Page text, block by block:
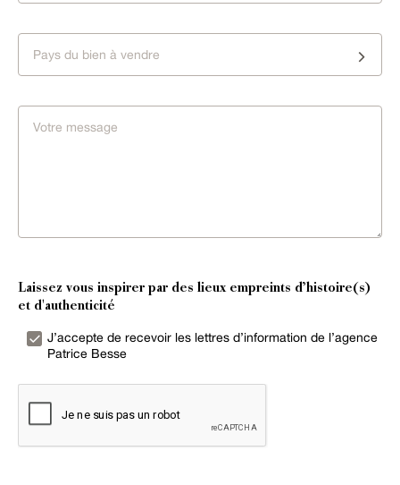
Pays du bien à vendre
Laissez vous inspirer par des lieux empreints d’histoire(s)
et d'authenticité
J’accepte de recevoir les lettres d’information de l’agence
Patrice Besse